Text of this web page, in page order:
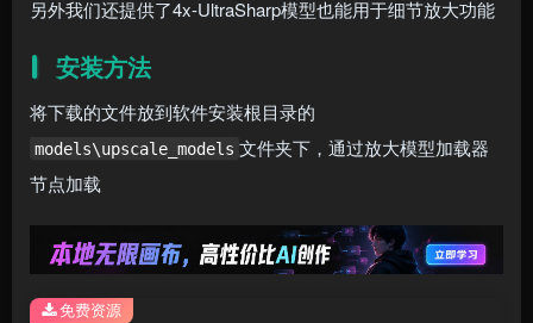
另外我们还提供了4x-UltraSharp模型也能用于细节放大功能
安装方法
将下载的文件放到软件安装根目录的
models\upscale_models 文件夹下，通过放大模型加载器
节点加载
免费资源